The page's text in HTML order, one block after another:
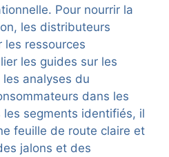
Pour nourrir la
les distributeurs
les ressources
les guides sur les
analyses du
dans les
segments identifiés, il
feuille de route claire et
jalons et des